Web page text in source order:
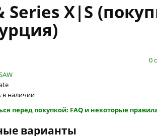
Series X|S
0
в наличии
перед покупкой: FAQ и некоторые
варианты